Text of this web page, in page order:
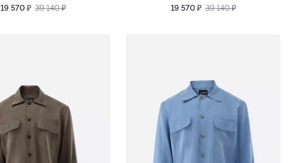
19 570 ₽ 39 140₽
19 570 ₽ 39 140₽